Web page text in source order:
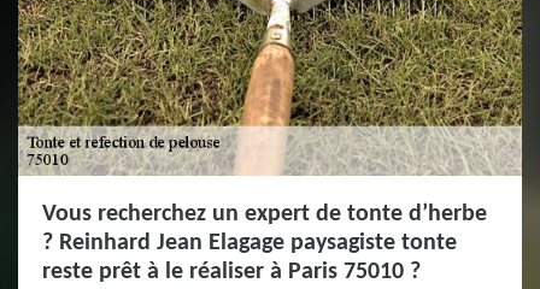
Vous recherchez un expert de tonte d’herbe
? Reinhard Jean Elagage paysagiste tonte
reste prêt à le réaliser à Paris 75010 ?